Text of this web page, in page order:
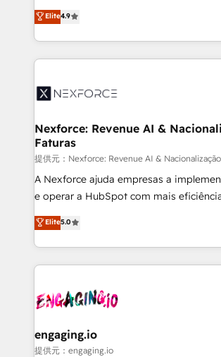
technical know-how and strategic
need to succeed.
Elite Partner. With 500+ projects across
Brazil, and LATAM, we combine global
regional experience. Today, we are
HubSpot Elite Partner—trusted by
Implementation & Migration Onboarding
Station, Freshdesk, Intercom, and
objects, automations, and integrations
growth. 🚀 AI-Driven GTM Orchestration Unify
HubSpot with LinkedIn, WhatsApp,
media, and AI voice to drive pipeline. 🤖 AI Custom
prospecting, follow-ups, service triage,
knowledge retrieval—built in HubSpot. ⚡ Fast-Track
advanced optimization & adoption 📍 São Paulo, BR
• Des Moines, IA • New York, NY
Elite4.9
Nexforce: Revenue AI &
Faturas
提供元：Nexforce: Revenue AI &
A Nexforce ajuda empresas a
e operar a HubSpot com mais
previsibilidade de receita. Combinamos Revenue
Operations (RevOps) e Inteligência
estruturar processos integrar sistemas
dados e automatizar operações. O
operacional de receita conectando
Também somos distribuidores oficiais
e de mais de 150 softwares globais
Elite5.0
engaging.io
提供元：engaging.io